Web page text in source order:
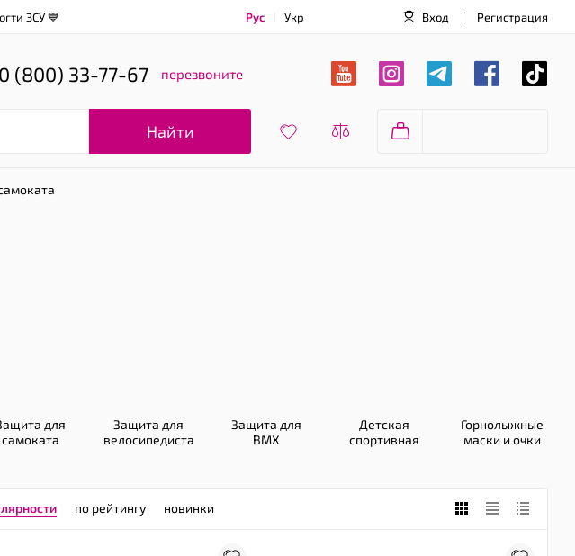
ЗСУ 💙 Рус Укр Вход Регистрация
0 (800) 33-77-67 перезвоните
Найти
для
самоката
Защита для
велосипедиста
Защита для
BMX
Детская
спортивная
Горнолыжные
маски и очки
по рейтингу новинки